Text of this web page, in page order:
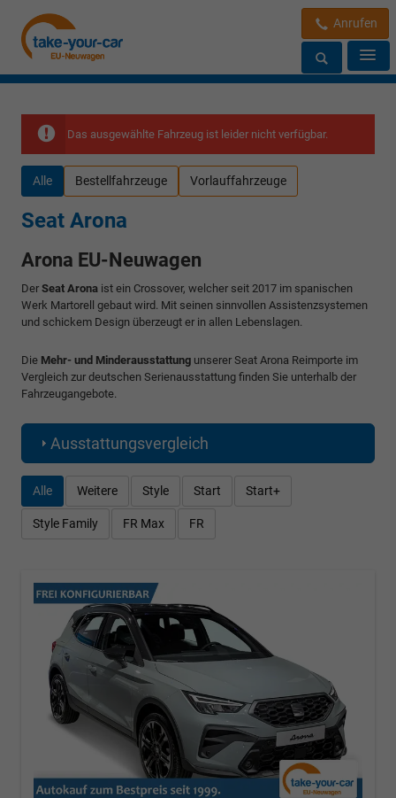
Anrufen
Das ausgewählte Fahrzeug ist leider nicht verfügbar.
Alle Bestellfahrzeuge Vorlauffahrzeuge
Seat Arona
Arona EU-Neuwagen
Der Seat Arona ist ein Crossover, welcher seit 2017 im spanischen
Werk Martorell gebaut wird. Mit seinen sinnvollen Assistenzsystemen
und schickem Design überzeugt er in allen Lebenslagen.
Die Mehr- und Minderausstattung unserer Seat Arona Reimporte im
Vergleich zur deutschen Serienausstattung finden Sie unterhalb der
Fahrzeugangebote.
Ausstattungsvergleich
Alle Weitere Style Start Start+
Style Family FR Max FR